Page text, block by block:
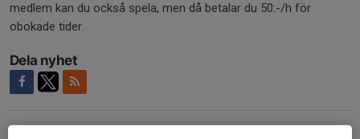
medlem kan du också spela, men då betalar du 50:-/h för
obokade tider.
Dela nyhet